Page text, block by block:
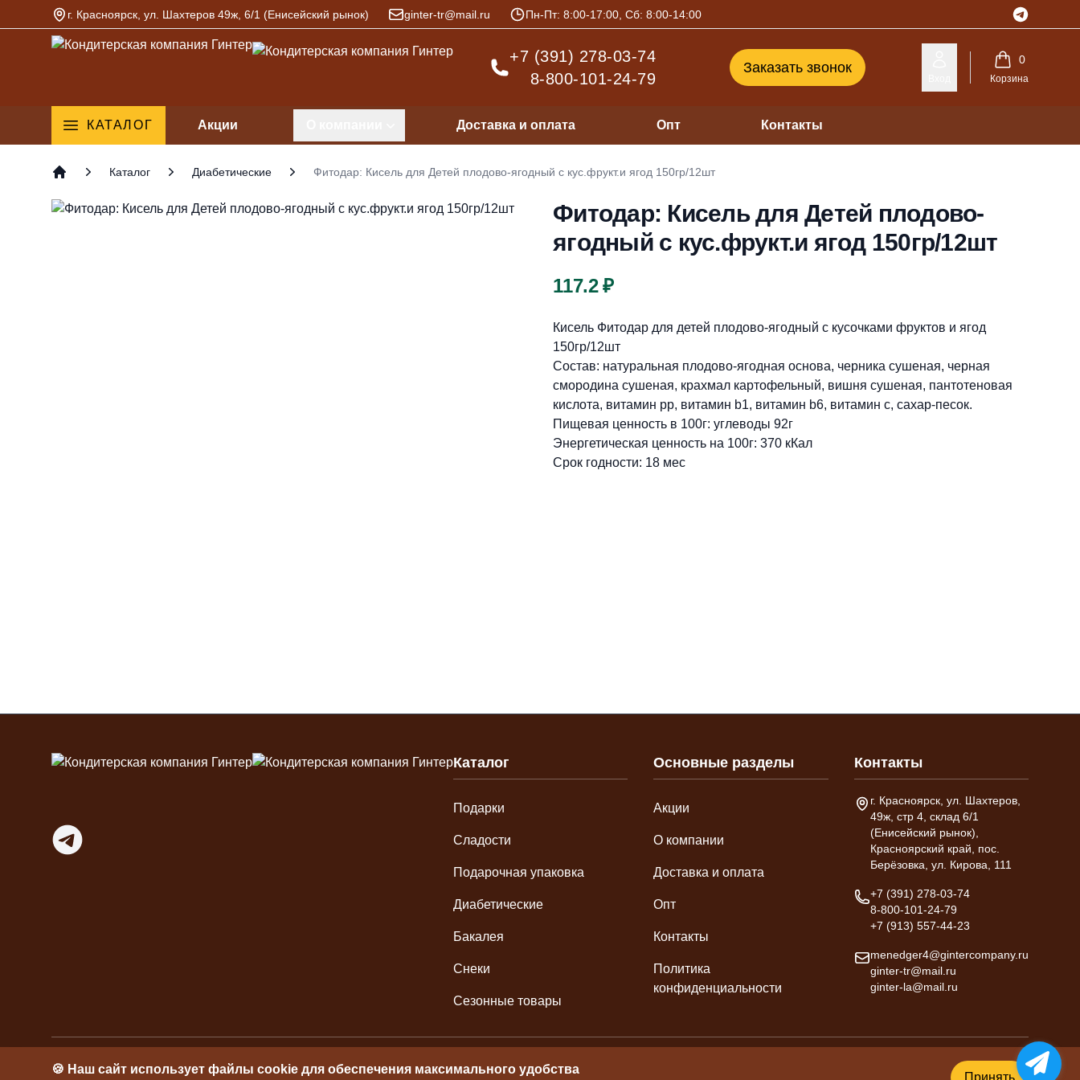
г. Красноярск, ул. Шахтеров 49ж, 6/1 (Енисейский рынок) ginter-tr@mail.ru Пн-Пт: 8:00-17:00, Сб: 8:00-14:00 Telegram
+7 (391) 278-03-74
8-800-101-24-79
Заказать звонок 0
Корзина
КАТАЛОГ Акции Доставка и оплата Опт Контакты
Каталог Диабетические Фитодар: Кисель для Детей плодово-ягодный с кус.фрукт.и ягод 150гр/12шт
Фитодар: Кисель для Детей плодово-
ягодный с кус.фрукт.и ягод 150гр/12шт
117.2 ₽
Описание
Кисель Фитодар для детей плодово-ягодный с кусочками фруктов и ягод
150гр/12шт
Состав: натуральная плодово-ягодная основа, черника сушеная, черная
смородина сушеная, крахмал картофельный, вишня сушеная, пантотеновая
кислота, витамин pp, витамин b1, витамин b6, витамин c, сахар-песок.
Пищевая ценность в 100г: углеводы 92г
Энергетическая ценность на 100г: 370 кКал
Срок годности: 18 мес
Telegram
Каталог
Подарки
Сладости
Подарочная упаковка
Диабетические
Бакалея
Снеки
Сезонные товары
Основные разделы
Акции
О компании
Доставка и оплата
Опт
Контакты
Политика
конфиденциальности
Контакты
Адрес склада
г. Красноярск, ул. Шахтеров,
49ж, стр 4, склад 6/1
(Енисейский рынок),
Красноярский край, пос.
Берёзовка, ул. Кирова, 111
Телефон
+7 (391) 278-03-74
8-800-101-24-79
+7 (913) 557-44-23
Emailmenedger4@gintercompany.ru
ginter-tr@mail.ru
ginter-la@mail.ru
ИП Гинтер Л.А. © 2026 ИНН 246600268234 ОГРНИП 3042246615500014 Создание и продвижение -ombm.ru
🍪 Наш сайт использует файлы cookie для обеспечения максимального удобства
Принять